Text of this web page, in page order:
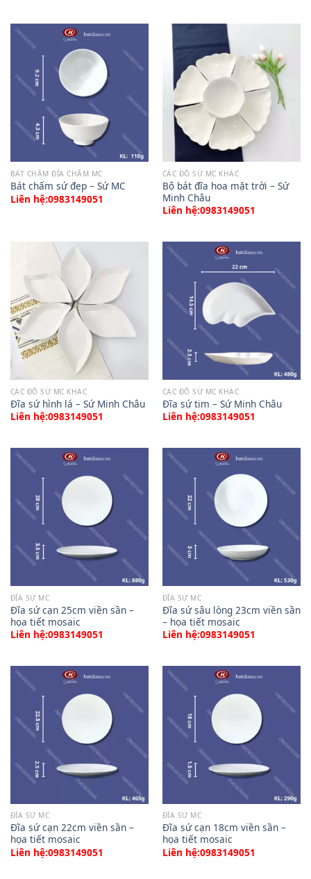
BÁT CHẤM ĐĨA CHẤM MC
Bát chấm sứ đẹp – Sứ MC
Liên hệ:0983149051
CÁC ĐỒ SỨ MC KHÁC
Bộ bát đĩa hoa mặt trời – Sứ
Minh Châu
Liên hệ:0983149051
CÁC ĐỒ SỨ MC KHÁC
Đĩa sứ hình lá – Sứ Minh Châu
Liên hệ:0983149051
CÁC ĐỒ SỨ MC KHÁC
Đĩa sứ tim – Sứ Minh Châu
Liên hệ:0983149051
ĐĨA SỨ MC
Đĩa sứ cạn 25cm viền sần –
họa tiết mosaic
Liên hệ:0983149051
ĐĨA SỨ MC
Đĩa sứ sâu lòng 23cm viền sần
– họa tiết mosaic
Liên hệ:0983149051
ĐĨA SỨ MC
Đĩa sứ cạn 22cm viền sần –
họa tiết mosaic
Liên hệ:0983149051
ĐĨA SỨ MC
Đĩa sứ cạn 18cm viền sần –
họa tiết mosaic
Liên hệ:0983149051